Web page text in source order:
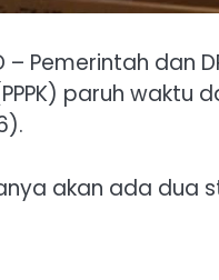
– Pemerintah
paruh
akan ada dua